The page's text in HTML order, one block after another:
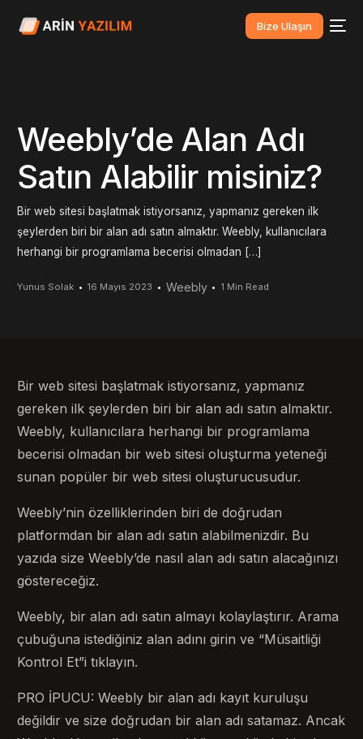
Bize Ulaşın
Weebly’de Alan Adı
Satın Alabilir misiniz?
Bir web sitesi başlatmak istiyorsanız, yapmanız gereken ilk
şeylerden biri bir alan adı satın almaktır. Weebly, kullanıcılara
herhangi bir programlama becerisi olmadan […]
Yunus Solak 16 Mayıs 2023 Weebly 1 Min Read
Bir web sitesi başlatmak istiyorsanız, yapmanız
gereken ilk şeylerden biri bir alan adı satın almaktır.
Weebly, kullanıcılara herhangi bir programlama
becerisi olmadan bir web sitesi oluşturma yeteneği
sunan popüler bir web sitesi oluşturucusudur.
Weebly’nin özelliklerinden biri de doğrudan
platformdan bir alan adı satın alabilmenizdir. Bu
yazıda size Weebly’de nasıl alan adı satın alacağınızı
göstereceğiz.
Weebly, bir alan adı satın almayı kolaylaştırır. Arama
çubuğuna istediğiniz alan adını girin ve “Müsaitliği
Kontrol Et”i tıklayın.
PRO İPUCU: Weebly bir alan adı kayıt kuruluşu
değildir ve size doğrudan bir alan adı satamaz. Ancak